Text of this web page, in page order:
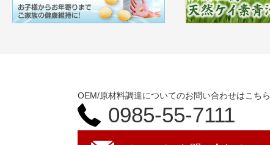
OEM/原材料調達についてのお問い合わせはこちら
0985-55-7111